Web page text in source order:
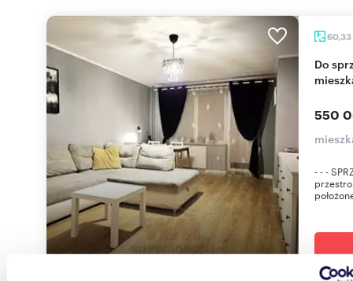
60,33
Do sprzedania przestronne 2-pokojowe
550
- - -